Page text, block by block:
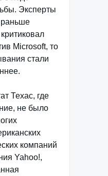
Эксперты
раньше
Microsoft, то
стали
Техас, где
не было
компаний
Yahoo!,